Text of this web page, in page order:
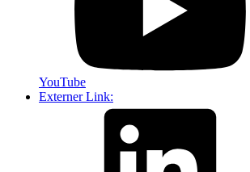
YouTube
Externer Link: